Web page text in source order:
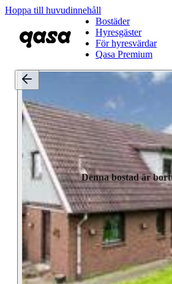
Hoppa till huvudinnehåll
Bostäder
Hyresgäster
För hyresvärdar
Qasa Premium
Denna bostad är